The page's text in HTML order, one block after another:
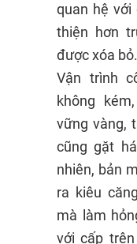
quan hệ với
thiện hơn
được xóa bỏ.
Vận trình
không
vững vàng,
cũng gặt
nhiên, bản
ra kiêu
mà làm
với cấp